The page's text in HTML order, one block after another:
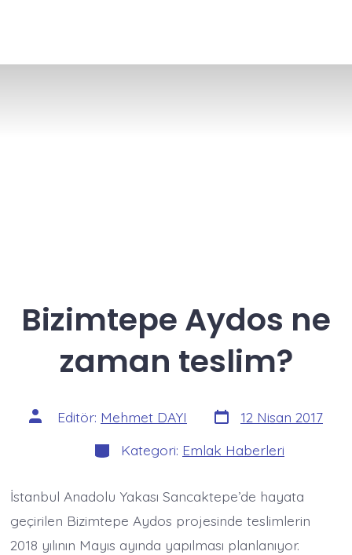
Bizimtepe Aydos ne
zaman teslim?
Yazının
yazarı
Editör: Mehmet DAYI Yazı
tarihi
12 Nisan 2017
Kategoriler
Kategori: Emlak Haberleri
İstanbul Anadolu Yakası Sancaktepe’de hayata
geçirilen Bizimtepe Aydos projesinde teslimlerin
2018 yılının Mayıs ayında yapılması planlanıyor.